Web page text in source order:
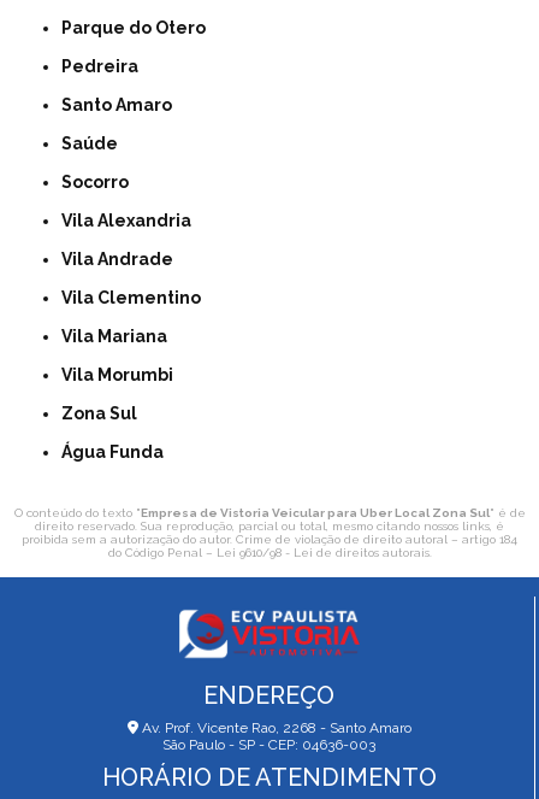
Parque do Otero
Pedreira
Santo Amaro
Saúde
Socorro
Vila Alexandria
Vila Andrade
Vila Clementino
Vila Mariana
Vila Morumbi
Zona Sul
Água Funda
O conteúdo do texto "Empresa de Vistoria Veicular para Uber Local Zona Sul" é de
direito reservado. Sua reprodução, parcial ou total, mesmo citando nossos links, é
proibida sem a autorização do autor. Crime de violação de direito autoral – artigo 184
do Código Penal – Lei 9610/98 - Lei de direitos autorais.
ENDEREÇO
Av. Prof. Vicente Rao, 2268 - Santo Amaro
São Paulo - SP - CEP: 04636-003
HORÁRIO DE ATENDIMENTO